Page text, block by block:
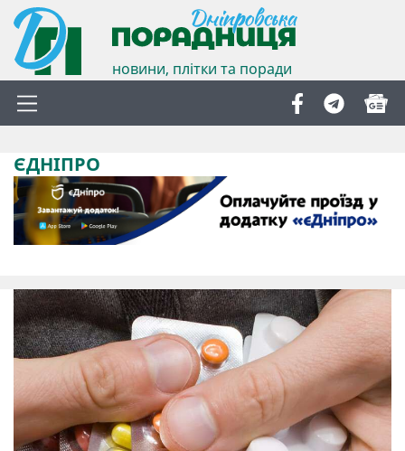
новини, плітки та поради
ЄДНІПРО